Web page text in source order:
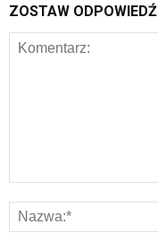
ZOSTAW ODPOWIEDŹ